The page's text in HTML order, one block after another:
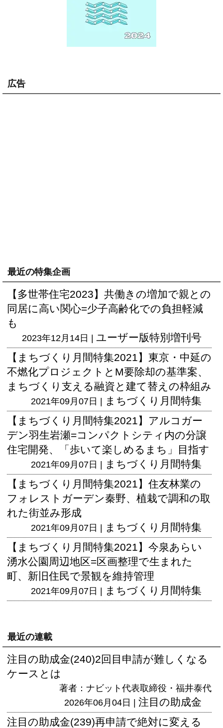
広告
最近の特集企画
【多世帯住宅2023】共働きの増加で親との
同居に高い関心=少子高齢化での負担軽減
も
2023年12月14日 | ユーザー版特別増刊号
【まちづくり月間特集2021】東京・中延の
不燃化プロジェクトとM要除却の基準案、
まちづくり支える融資と建て替えの枠組み
2021年09月07日 | まちづくり月間特集
【まちづくり月間特集2021】アルコガー
デン羽生岩瀬=コンパクトシティ内の分譲
住宅開発、「歩いて楽しめるまち」目指す
2021年09月07日 | まちづくり月間特集
【まちづくり月間特集2021】住友林業の
フォレストガーデン秦野、植栽で調和の取
れた街並み形成
2021年09月07日 | まちづくり月間特集
【まちづくり月間特集2021】今泉あらい
湧水公園周辺地区=区画整理で生まれた
町、新旧住民で景観を維持管理
2021年09月07日 | まちづくり月間特集
最近の連載
注目の助成金(240)2回目申請が難しくなる
ケースとは
著者：ナビット代表取締役・福井泰代
2026年06月04日 | 注目の助成金
注目の助成金(239)再申請で絶対に変える